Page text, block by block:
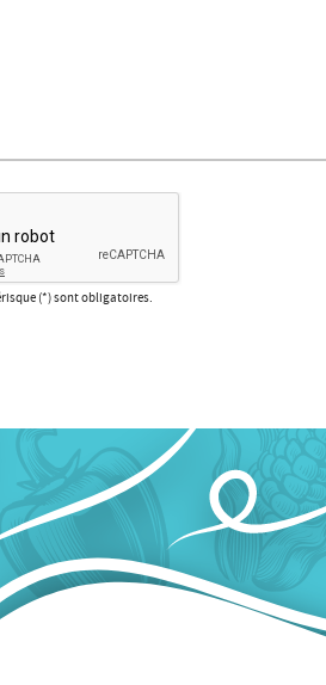
(*) sont obligatoires.